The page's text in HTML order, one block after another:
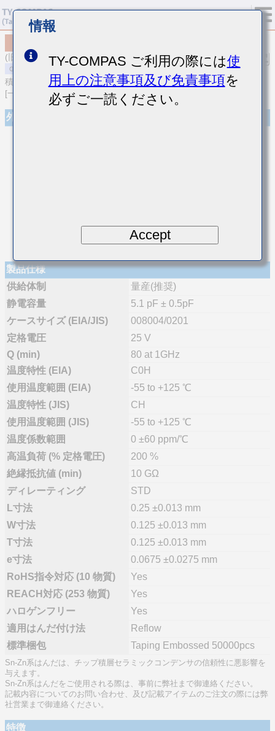
(旧品番 TVS021CH5R1DK-W)
積層セラミックコンデンサ
[一般用 高周波/低損失積層セラミックコンデンサ]
外観
製品仕様
供給体制
量産(推奨)
静電容量
5.1 pF ± 0.5pF
ケースサイズ (EIA/JIS)
008004/0201
定格電圧
25 V
Q (min)
80 at 1GHz
温度特性 (EIA)
C0H
使用温度範囲 (EIA)
-55 to +125 ℃
温度特性 (JIS)
CH
使用温度範囲 (JIS)
-55 to +125 ℃
温度係数範囲
0 ±60 ppm/℃
高温負荷 (% 定格電圧)
200 %
絶縁抵抗値 (min)
10 GΩ
ディレーティング
STD
L寸法
0.25 ±0.013 mm
W寸法
0.125 ±0.013 mm
T寸法
0.125 ±0.013 mm
e寸法
0.0675 ±0.0275 mm
RoHS指令対応 (10 物質)
Yes
REACH対応 (253 物質)
Yes
ハロゲンフリー
Yes
適用はんだ付け法
Reflow
標準梱包
Taping Embossed 50000pcs
Sn-Zn系はんだは、チップ積層セラミックコンデンサの信頼性に悪影響を
与えます。
Sn-Zn系はんだをご使用される際は、事前に弊社まで御連絡ください。
記載内容についてのお問い合わせ、及び記載アイテムのご注文の際には弊
社営業まで御連絡ください。
特徴
情報
TY-COMPAS ご利用の際には使
用上の注意事項及び免責事項を
必ずご一読ください。
Accept